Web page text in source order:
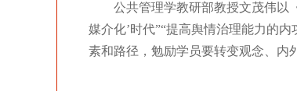
公共管理学教研部教授文茂伟以
媒介化’时代”“提高舆情治理能力的
素和路径，勉励学员要转变观念、内